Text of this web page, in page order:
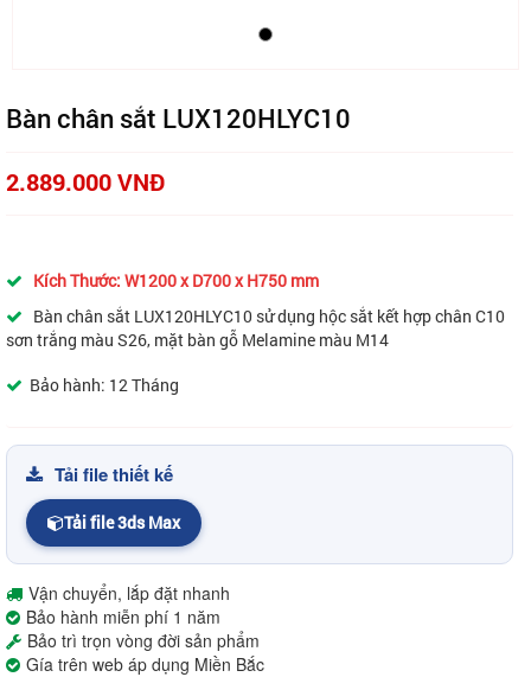
Bàn chân sắt LUX120HLYC10
2.889.000 VNĐ
Kích Thước: W1200 x D700 x H750 mm
Bàn chân sắt LUX120HLYC10 sử dụng hộc sắt kết hợp chân C10
sơn trắng màu S26, mặt bàn gỗ Melamine màu M14
Bảo hành: 12 Tháng
Tải file thiết kế
Tải file 3ds Max
Vận chuyển, lắp đặt nhanh
Bảo hành miễn phí 1 năm
Bảo trì trọn vòng đời sản phẩm
Gía trên web áp dụng Miền Bắc